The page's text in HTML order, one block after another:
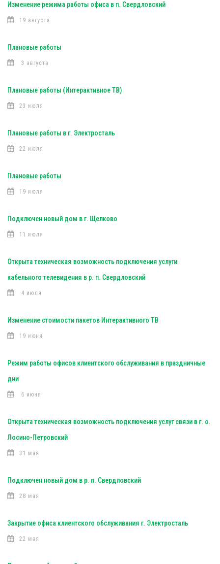
Изменение режима работы офиса в п. Свердловский
19 августа
Плановые работы
3 августа
Плановые работы (Интерактивное ТВ)
23 июля
Плановые работы в г. Электросталь
22 июля
Плановые работы
19 июля
Подключен новый дом в г. Щелково
11 июля
Открыта техническая возможность подключения услуги
кабельного телевидения в р. п. Свердловский
4 июля
Изменение стоимости пакетов Интерактивного ТВ
19 июня
Режим работы офисов клиентского обслуживания в праздничные
дни
6 июня
Открыта техническая возможность подключения услуг связи в г. о.
Лосино-Петровский
31 мая
Подключен новый дом в р. п. Свердловский
28 мая
Закрытие офиса клиентского обслуживания г. Электросталь
22 мая